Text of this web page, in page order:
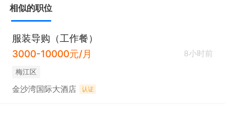
相似的职位
服装导购（工作餐）
3000-10000元/月
8小时前
梅江区
金沙湾国际大酒店 认证